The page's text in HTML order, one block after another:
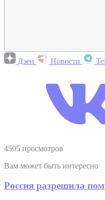
Дзен Новости
4505 просмотров
Вам может быть интересно
Россия разрешила